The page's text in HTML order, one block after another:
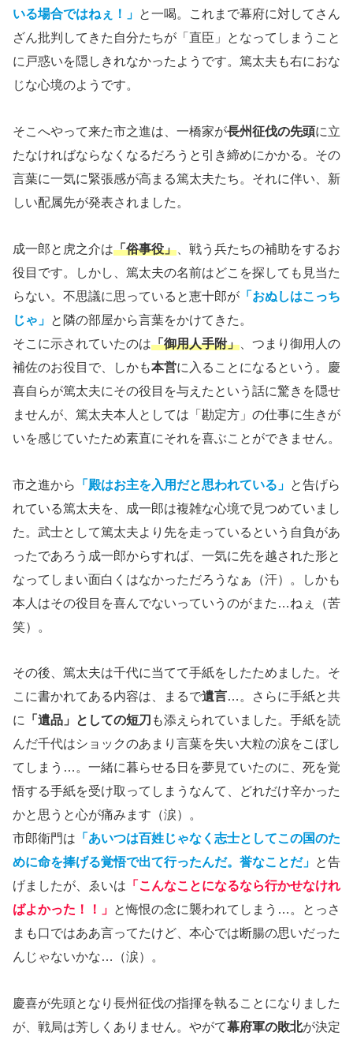
いる場合ではねぇ！」 と一喝。これまで幕府に対してさん
ざん批判してきた自分たちが「直臣」となってしまうこと
に戸惑いを隠しきれなかったようです。篤太夫も右におな
じな心境のようです。
そこへやって来た市之進は、一橋家が長州征伐の先頭に立
たなければならなくなるだろうと引き締めにかかる。その
言葉に一気に緊張感が高まる篤太夫たち。それに伴い、新
しい配属先が発表されました。
成一郎と虎之介は「俗事役」 、戦う兵たちの補助をするお
役目です。しかし、篤太夫の名前はどこを探しても見当た
らない。不思議に思っていると恵十郎が 「おぬしはこっち
じゃ」 と隣の部屋から言葉をかけてきた。
そこに示されていたのは「御用人手附」 、つまり御用人の
補佐のお役目で、しかも本営に入ることになるという。慶
喜自らが篤太夫にその役目を与えたという話に驚きを隠せ
ませんが、篤太夫本人としては「勘定方」の仕事に生きが
いを感じていたため素直にそれを喜ぶことができません。
市之進から 「殿はお主を入用だと思われている」 と告げら
れている篤太夫を、成一郎は複雑な心境で見つめていまし
た。武士として篤太夫より先を走っているという自負があ
ったであろう成一郎からすれば、一気に先を越された形と
なってしまい面白くはなかっただろうなぁ（汗）。しかも
本人はその役目を喜んでないっていうのがまた…ねぇ（苦
笑）。
その後、篤太夫は千代に当てて手紙をしたためました。そ
こに書かれてある内容は、まるで遺言…。さらに手紙と共
に
「遺品」としての短刀 も添えられていました。手紙を読
んだ千代はショックのあまり言葉を失い大粒の涙をこぼし
てしまう…。一緒に暮らせる日を夢見ていたのに、死を覚
悟する手紙を受け取ってしまうなんて、どれだけ辛かった
かと思うと心が痛みます（涙）。
市郎衛門は 「あいつは百姓じゃなく志士としてこの国のた
めに命を捧げる覚悟で出て行ったんだ。誉なことだ」 と告
げましたが、ゑいは 「こんなことになるなら行かせなけれ
ばよかった！！」 と悔恨の念に襲われてしまう…。とっさ
まも口ではああ言ってたけど、本心では断腸の思いだった
んじゃないかな…（涙）。
慶喜が先頭となり長州征伐の指揮を執ることになりました
が、戦局は芳しくありません。やがて幕府軍の敗北が決定